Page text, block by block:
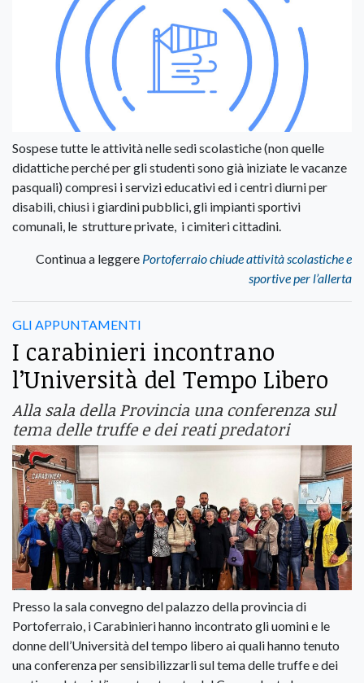
Sospese tutte le attività nelle sedi scolastiche (non quelle
didattiche perché per gli studenti sono già iniziate le vacanze
pasquali) compresi i servizi educativi ed i centri diurni per
disabili, chiusi i giardini pubblici, gli impianti sportivi
comunali, le strutture private, i cimiteri cittadini.
Continua a leggere Portoferraio chiude attività scolastiche e
sportive per l’allerta
GLI APPUNTAMENTI
I carabinieri incontrano
l’Università del Tempo Libero
Alla sala della Provincia una conferenza sul
tema delle truffe e dei reati predatori
Presso la sala convegno del palazzo della provincia di
Portoferraio, i Carabinieri hanno incontrato gli uomini e le
donne dell’Università del tempo libero ai quali hanno tenuto
una conferenza per sensibilizzarli sul tema delle truffe e dei